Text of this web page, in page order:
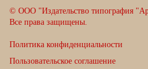
© ООО "Издательство типография
Все права защищены.
Политика конфиденциальности
Пользовательское соглашение